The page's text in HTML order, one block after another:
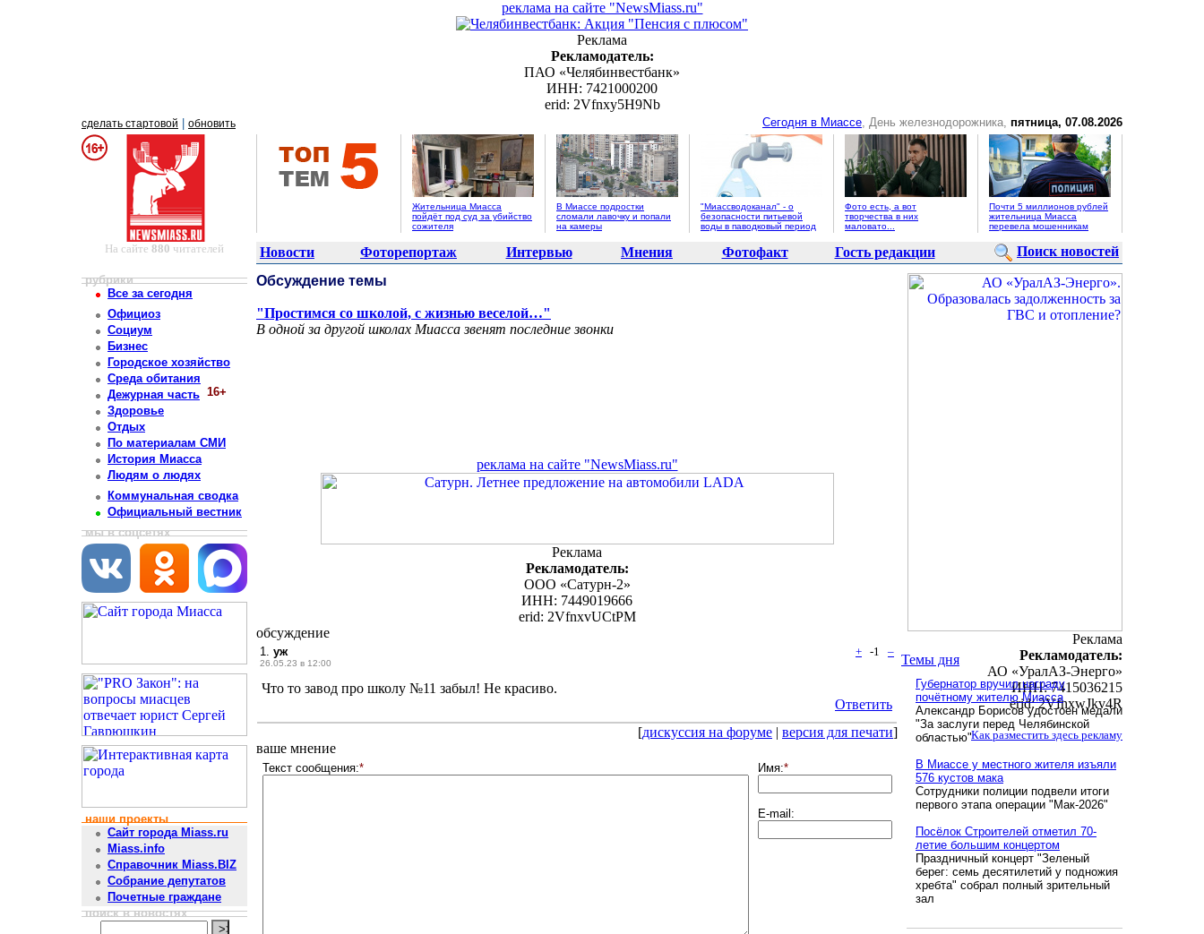
реклама на сайте "NewsMiass.ru"
Реклама
Рекламодатель:
ПАО «Челябинвестбанк»
ИНН: 7421000200
erid: 2Vfnxy5H9Nb
сделать стартовой обновить Сегодня в Миассе, День железнодорожника, пятница, 07.08.2026
Жительница Миасса
пойдёт под суд за убийство
сожителя
В Миассе подростки
сломали лавочку и попали
на камеры
"Миассводоканал" - о
безопасности питьевой
воды в паводковый период
Фото есть, а вот
творчества в них
маловато...
Почти 5 миллионов рублей
жительница Миасса
перевела мошенникам
На сайте 880 читателей Новости Фоторепортаж Интервью Мнения Фотофакт Гость редакции Поиск новостей
рубрики
Все за сегодня
Официоз
Социум
Бизнес
Городское хозяйство
Среда обитания
Дежурная часть 16+
Здоровье
Отдых
По материалам СМИ
История Миасса
Людям о людях
Коммунальная сводка
Официальный вестник
мы в соцсетях
наши проекты
Сайт города Miass.ru
Miass.info
Справочник Miass.BIZ
Собрание депутатов
Почетные граждане
поиск в новостях
Обсуждение темы
"Простимся со школой, с жизнью веселой…"
В одной за другой школах Миасса звенят последние звонки
реклама на сайте "NewsMiass.ru"
Реклама
Рекламодатель:
ООО «Сатурн-2»
ИНН: 7449019666
erid: 2VfnxvUCtPM
обсуждение
1. уж
26.05.23 в 12:00
+ -1 –
Что то завод про школу №11 забыл! Не красиво.
Ответить
[дискуссия на форуме | версия для печати]
ваше мнение
Текст сообщения:* Имя:*
E-mail:
Реклама
Рекламодатель:
АО «УралАЗ-Энерго»
ИНН: 7415036215
erid: 2VfnxwJkv4R
Как разместить здесь рекламу
Темы дня
Губернатор вручил награду
почётному жителю Миасса
Александр Борисов удостоен медали
"За заслуги перед Челябинской
областью"
В Миассе у местного жителя изъяли
576 кустов мака
Сотрудники полиции подвели итоги
первого этапа операции "Мак-2026"
Посёлок Строителей отметил 70-
летие большим концертом
Праздничный концерт "Зеленый
берег: семь десятилетий у подножия
хребта" собрал полный зрительный
зал